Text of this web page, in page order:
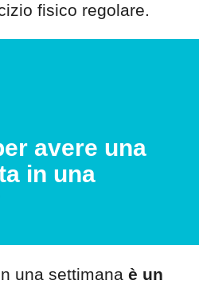
fisico regolare.
avere una
in una
una settimana è un